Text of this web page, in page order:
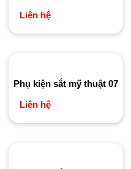
Liên hệ
Phụ kiện sắt mỹ thuật 07
Liên hệ